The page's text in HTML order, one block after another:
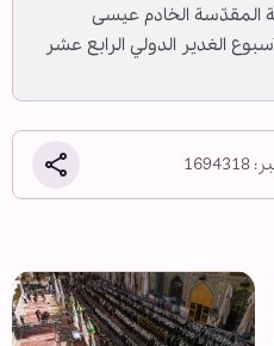
المقدّسة الخادم عيسى
الغدير الدولي الرابع عشر